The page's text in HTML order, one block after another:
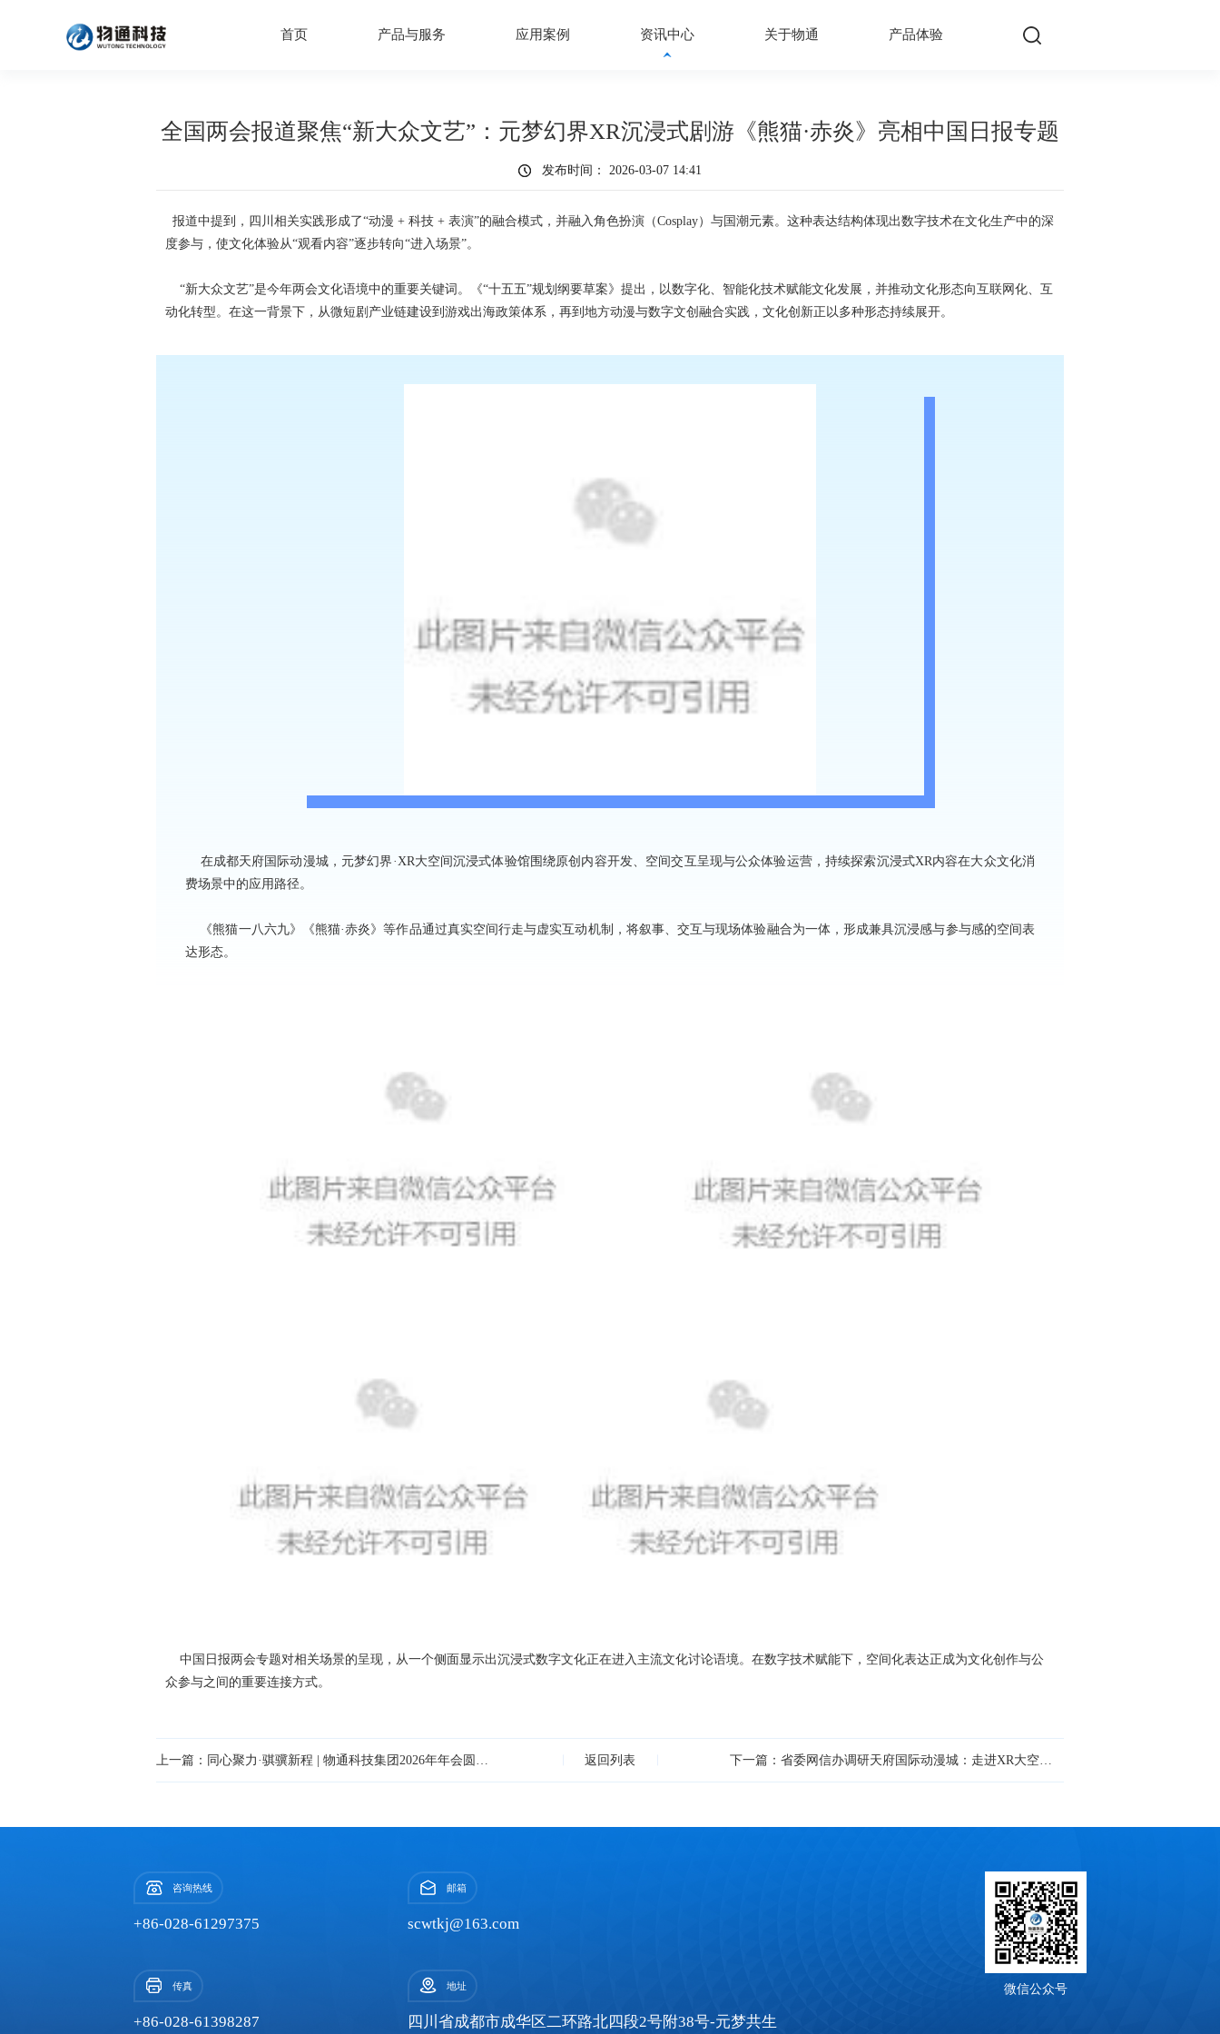
首页 产品与服务 应用案例 资讯中心 关于物通 产品体验
全国两会报道聚焦“新大众文艺”：元梦幻界XR沉浸式剧游《熊猫·赤炎》亮相中国日报专题
发布时间： 2026-03-07 14:41
报道中提到，四川相关实践形成了“动漫 + 科技 + 表演”的融合模式，并融入角色扮演（Cosplay）与国潮元素。这种表达结构体现出数字技术在文化生产中的深
度参与，使文化体验从“观看内容”逐步转向“进入场景”。
“新大众文艺”是今年两会文化语境中的重要关键词。《“十五五”规划纲要草案》提出，以数字化、智能化技术赋能文化发展，并推动文化形态向互联网化、互
动化转型。在这一背景下，从微短剧产业链建设到游戏出海政策体系，再到地方动漫与数字文创融合实践，文化创新正以多种形态持续展开。
在成都天府国际动漫城，元梦幻界·XR大空间沉浸式体验馆围绕原创内容开发、空间交互呈现与公众体验运营，持续探索沉浸式XR内容在大众文化消
费场景中的应用路径。
《熊猫一八六九》《熊猫·赤炎》等作品通过真实空间行走与虚实互动机制，将叙事、交互与现场体验融合为一体，形成兼具沉浸感与参与感的空间表
达形态。
中国日报两会专题对相关场景的呈现，从一个侧面显示出沉浸式数字文化正在进入主流文化讨论语境。在数字技术赋能下，空间化表达正成为文化创作与公
众参与之间的重要连接方式。
返回列表
咨询热线
+86-028-61297375
邮箱
scwtkj@163.com
传真
+86-028-61398287
地址
四川省成都市成华区二环路北四段2号附38号-元梦共生
微信公众号